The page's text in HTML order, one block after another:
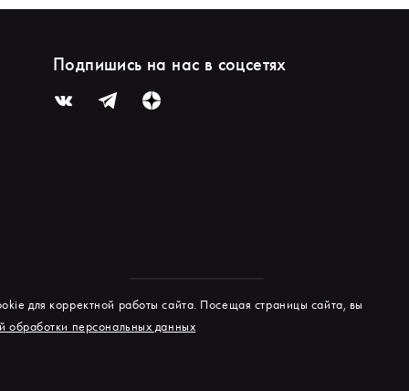
Подпишись на нас в соцсетях
для корректной работы сайта. Посещая страницы сайта, вы
обработки персональных данных